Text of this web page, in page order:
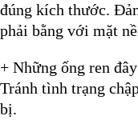
đúng kích thước.
phải bằng với mặt
+ Những ống ren
Tránh tình trạng
bị.